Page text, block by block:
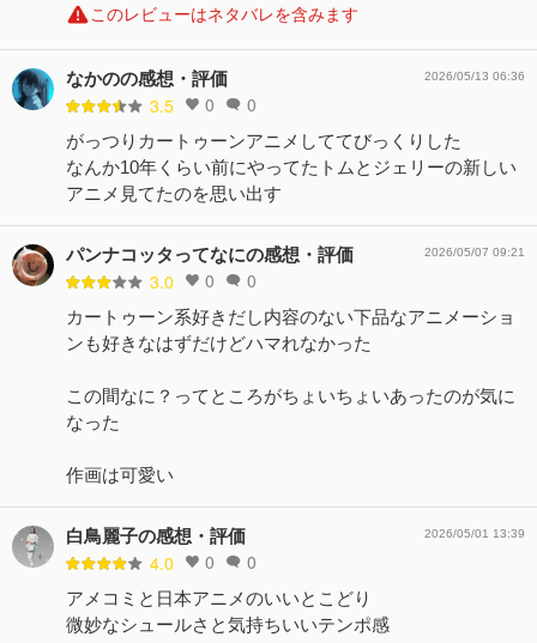
このレビューはネタバレを含みます
なかのの感想・評価
3.5 0 0
2026/05/13 06:36
がっつりカートゥーンアニメしててびっくりした
なんか10年くらい前にやってたトムとジェリーの新しい
アニメ見てたのを思い出す
パンナコッタってなにの感想・評価
3.0 0 0
2026/05/07 09:21
カートゥーン系好きだし内容のない下品なアニメーショ
ンも好きなはずだけどハマれなかった
この間なに？ってところがちょいちょいあったのが気に
なった
作画は可愛い
白鳥麗子の感想・評価
4.0 0 0
2026/05/01 13:39
アメコミと日本アニメのいいとこどり
微妙なシュールさと気持ちいいテンポ感